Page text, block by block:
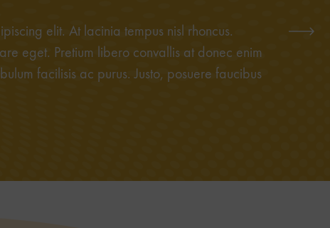
elit. At lacinia tempus nisl rhoncus.
eget. Pretium libero convallis at donec enim
facilisis ac purus. Justo, posuere faucibus